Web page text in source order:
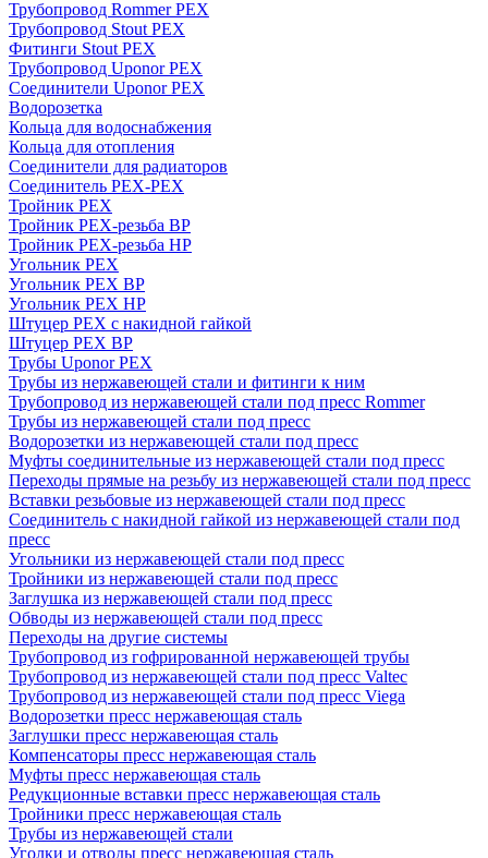
Трубопровод Rommer PEX
Трубопровод Stout PEX
Фитинги Stout PEX
Трубопровод Uponor PEX
Соединители Uponor PEX
Водорозетка
Кольца для водоснабжения
Кольца для отопления
Соединители для радиаторов
Соединитель PEX-PEX
Тройник PEX
Тройник PEX-резьба ВР
Тройник PEX-резьба НР
Угольник PEX
Угольник PEX ВР
Угольник PEX НР
Штуцер PEX c накидной гайкой
Штуцер PEX ВР
Трубы Uponor PEX
Трубы из нержавеющей стали и фитинги к ним
Трубопровод из нержавеющей стали под пресс Rommer
Трубы из нержавеющей стали под пресс
Водорозетки из нержавеющей стали под пресс
Муфты соединительные из нержавеющей стали под пресс
Переходы прямые на резьбу из нержавеющей стали под пресс
Вставки резьбовые из нержавеющей стали под пресс
Соединитель с накидной гайкой из нержавеющей стали под
пресс
Угольники из нержавеющей стали под пресс
Тройники из нержавеющей стали под пресс
Заглушка из нержавеющей стали под пресс
Обводы из нержавеющей стали под пресс
Переходы на другие системы
Трубопровод из гофрированной нержавеющей трубы
Трубопровод из нержавеющей стали под пресс Valtec
Трубопровод из нержавеющей стали под пресс Viega
Водорозетки пресс нержавеющая сталь
Заглушки пресс нержавеющая сталь
Компенсаторы пресс нержавеющая сталь
Муфты пресс нержавеющая сталь
Редукционные вставки пресс нержавеющая сталь
Тройники пресс нержавеющая сталь
Трубы из нержавеющей стали
Уголки и отводы пресс нержавеющая сталь